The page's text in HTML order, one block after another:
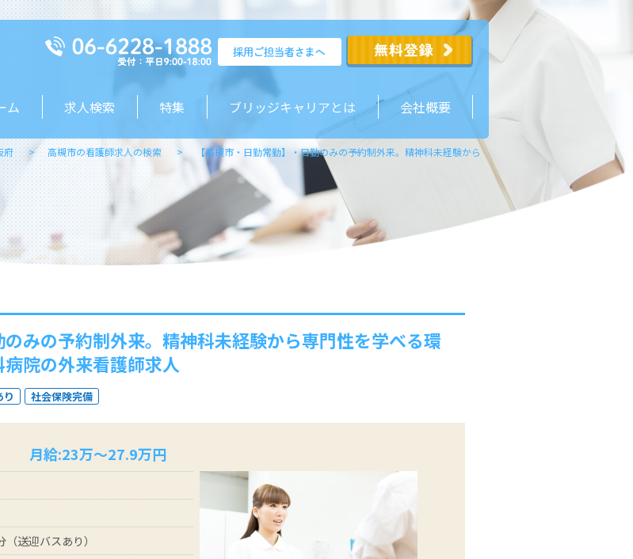
ム 求人検索 特集 ブリッジキャリアとは 会社概要
府 高槻市の看護師求人の検索 【高槻市・日勤常勤】・日勤のみの予約制外来。精神科未経験から専門性を学べる環境と福利厚生が
のみの予約制外来。精神科未経験から専門性を学べる環
院の外来看護師求人
り 社会保険完備
月給:23万〜27.9万円
送迎バスあり）